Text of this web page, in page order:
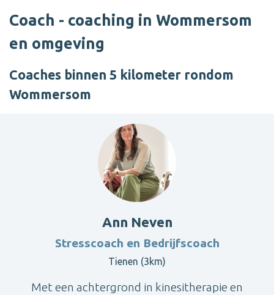
Coach - coaching in Wommersom
en omgeving
Coaches binnen 5 kilometer rondom
Wommersom
Ann Neven
Stresscoach en Bedrijfscoach
Tienen (3km)
Met een achtergrond in kinesitherapie en